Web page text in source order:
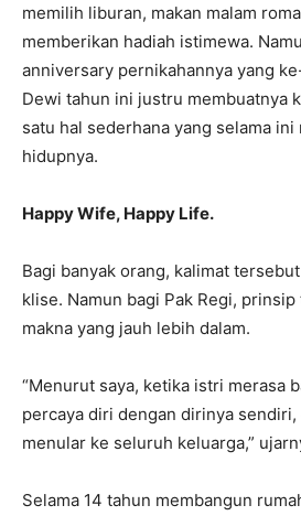
memilih liburan, makan malam
memberikan hadiah istimewa.
anniversary pernikahannya yang
Dewi tahun ini justru membuatnya
satu hal sederhana yang selama
hidupnya.
Happy Wife, Happy Life.
Bagi banyak orang, kalimat
klise. Namun bagi Pak Regi,
makna yang jauh lebih dalam.
“Menurut saya, ketika istri merasa
percaya diri dengan dirinya
menular ke seluruh keluarga,”
Selama 14 tahun membangun